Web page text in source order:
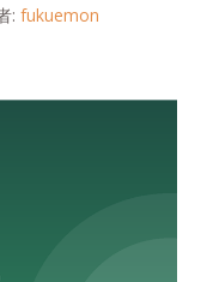
: fukuemon